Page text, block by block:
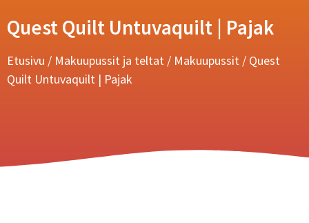
Quest Quilt Untuvaquilt | Pajak
Etusivu / Makuupussit ja teltat / Makuupussit / Quest
Quilt Untuvaquilt | Pajak